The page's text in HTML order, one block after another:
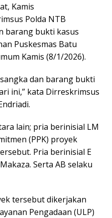
Kamis
Polda NTB
barang bukti kasus
Puskesmas Batu
Kamis (8/1/2026).
dan barang bukti
ini,” kata Dirreskrimsus
lain; pria berinisial LM
(PPK) proyek
Pria berinisial E
Serta AB selaku
tersebut dikerjakan
Pengadaan (ULP)